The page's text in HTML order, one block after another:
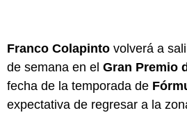
Franco Colapinto volverá a
de semana en el Gran Premio
fecha de la temporada de
expectativa de regresar a la